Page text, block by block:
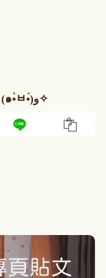
喜歡的話，幫我分享嘛！(๑•̀ㅂ•́)و✧